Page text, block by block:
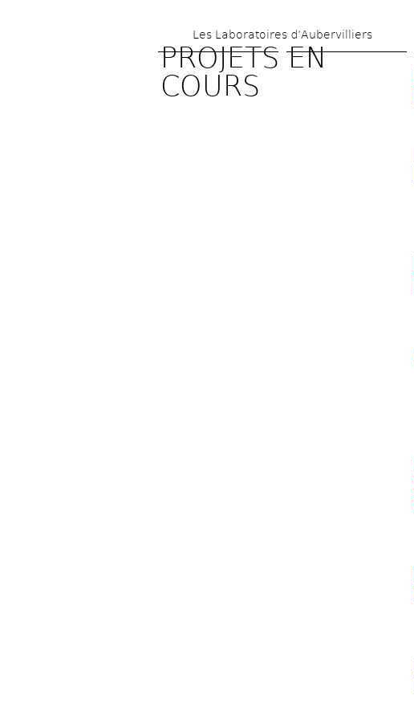
Les Laboratoires d’Aubervilliers
PROJETS EN
COURS